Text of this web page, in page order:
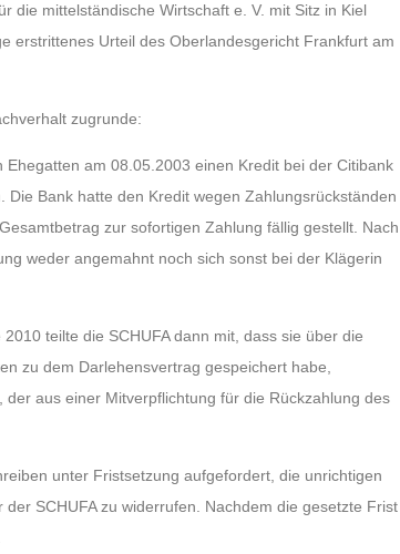
die mittelständische Wirtschaft e. V. mit Sitz in Kiel
erstrittenes Urteil des Oberlandesgericht Frankfurt am
zugrunde:
am 08.05.2003 einen Kredit bei der Citibank
Bank hatte den Kredit wegen Zahlungsrückständen
zur sofortigen Zahlung fällig gestellt. Nach
weder angemahnt noch sich sonst bei der Klägerin
teilte die SCHUFA dann mit, dass sie über die
zu dem Darlehensvertrag gespeichert habe,
aus einer Mitverpflichtung für die Rückzahlung des
unter Fristsetzung aufgefordert, die unrichtigen
SCHUFA zu widerrufen. Nachdem die gesetzte Frist